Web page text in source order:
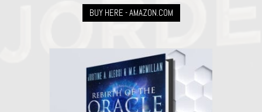
BUY HERE - AMAZON.COM